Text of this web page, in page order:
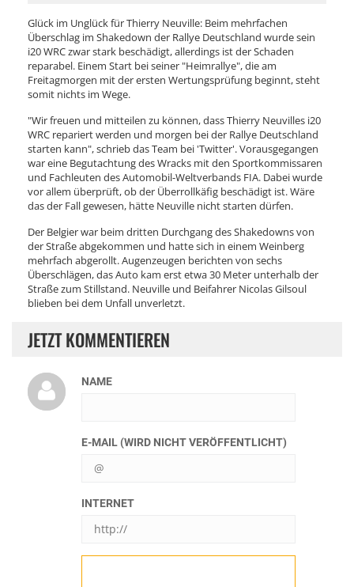
Glück im Unglück für Thierry Neuville: Beim mehrfachen
Überschlag im Shakedown der Rallye Deutschland wurde sein
i20 WRC zwar stark beschädigt, allerdings ist der Schaden
reparabel. Einem Start bei seiner "Heimrallye", die am
Freitagmorgen mit der ersten Wertungsprüfung beginnt, steht
somit nichts im Wege.
"Wir freuen und mitteilen zu können, dass Thierry Neuvilles i20
WRC repariert werden und morgen bei der Rallye Deutschland
starten kann", schrieb das Team bei 'Twitter'. Vorausgegangen
war eine Begutachtung des Wracks mit den Sportkommissaren
und Fachleuten des Automobil-Weltverbands FIA. Dabei wurde
vor allem überprüft, ob der Überrollkäfig beschädigt ist. Wäre
das der Fall gewesen, hätte Neuville nicht starten dürfen.
Der Belgier war beim dritten Durchgang des Shakedowns von
der Straße abgekommen und hatte sich in einem Weinberg
mehrfach abgerollt. Augenzeugen berichten von sechs
Überschlägen, das Auto kam erst etwa 30 Meter unterhalb der
Straße zum Stillstand. Neuville und Beifahrer Nicolas Gilsoul
blieben bei dem Unfall unverletzt.
JETZT KOMMENTIEREN
NAME
E-MAIL (WIRD NICHT VERÖFFENTLICHT)
INTERNET